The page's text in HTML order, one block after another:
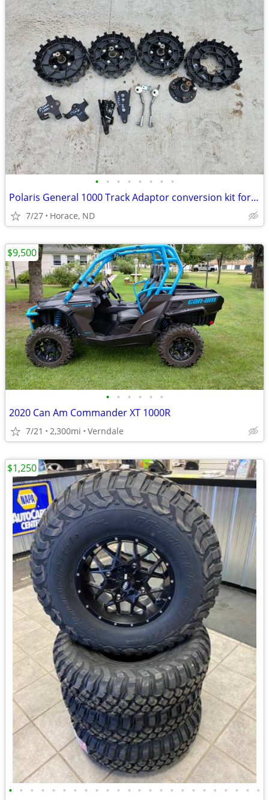
• • • • • • • •
Polaris General 1000 Track Adaptor conversion kit for sale, parts only
7/27 Horace, ND
• • • • • •
2020 Can Am Commander XT 1000R
7/21 2,300mi Verndale
$9,500
• • • • • • • • • • • • • • • • • • • • • • • •
$1,250